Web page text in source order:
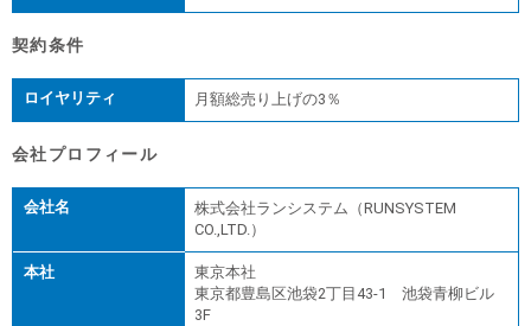
契約条件
ロイヤリティ 月額総売り上げの3％
会社プロフィール
会社名
株式会社ランシステム（RUNSYSTEM
CO.,LTD.）
本社
東京本社
東京都豊島区池袋2丁目43-1 池袋青柳ビル
3F